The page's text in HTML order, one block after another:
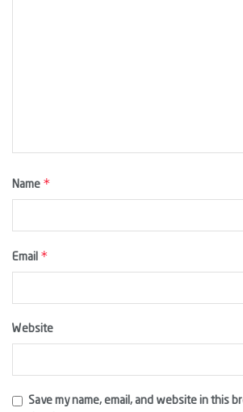
Name *
Email *
Website
Save my name, email, and website in this